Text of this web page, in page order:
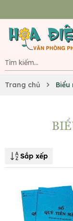
Trang chủ Biểu
Sắp xếp